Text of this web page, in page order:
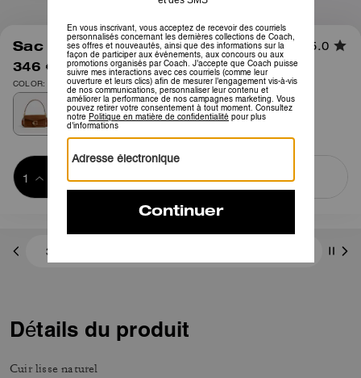
1/8
Sac porté épaule Tabby 26 5.0
346 € 495 €
COLOR: Laiton/Brun roux
panier
ACHETER MAINTENANT
3 paiements de 115,33 € à 0 % d'intérêt avec
Détails du produit
Cuir lisse naturel